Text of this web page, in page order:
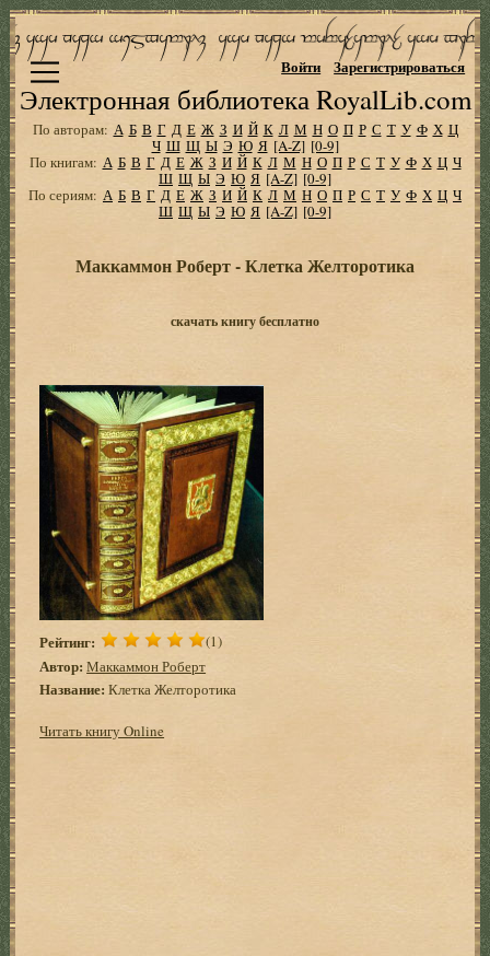
Электронная библиотека RoyalLib.com
Войти Зарегистрироваться
По авторам: А Б В Г Д Е Ж З И Й К Л М Н О П Р С Т У Ф Х Ц
Ч Ш Щ Ы Э Ю Я [A-Z] [0-9]
По книгам: А Б В Г Д Е Ж З И Й К Л М Н О П Р С Т У Ф Х Ц Ч
Ш Щ Ы Э Ю Я [A-Z] [0-9]
По сериям: А Б В Г Д Е Ж З И Й К Л М Н О П Р С Т У Ф Х Ц Ч
Ш Щ Ы Э Ю Я [A-Z] [0-9]
Маккаммон Роберт - Клетка Желторотика
скачать книгу бесплатно
Рейтинг: (1)
Автор: Маккаммон Роберт
Название: Клетка Желторотика
Читать книгу Online